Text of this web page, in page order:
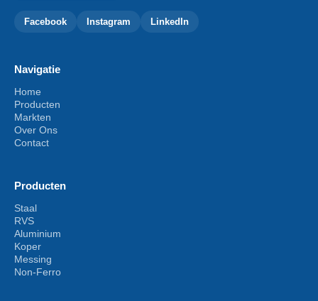
Facebook Instagram LinkedIn
Navigatie
Home
Producten
Markten
Over Ons
Contact
Producten
Staal
RVS
Aluminium
Koper
Messing
Non-Ferro